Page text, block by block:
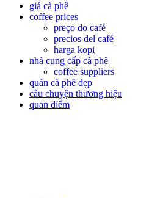
giá cà phê
coffee prices
preço do café
precios del café
harga kopi
nhà cung cấp cà phê
coffee suppliers
quán cà phê đẹp
câu chuyện thương hiệu
quan điểm